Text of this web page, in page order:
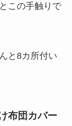
この手触りで
と8カ所付い
布団カバー